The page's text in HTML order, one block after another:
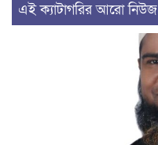
এই ক্যাটাগরির আরো নিউজ